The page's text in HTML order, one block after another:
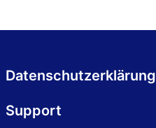
Datenschutzerklärung
Support